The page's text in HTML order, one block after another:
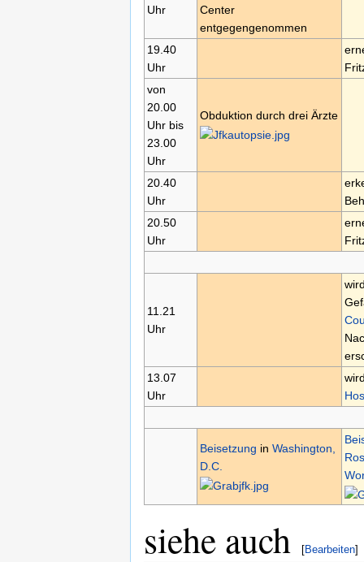
Uhr
Center
entgegengenommen
19.40
Uhr
von
20.00
Uhr bis
23.00
Uhr
Obduktion durch drei Ärzte
20.40
Uhr
20.50
Uhr
11.21
Uhr
13.07
Uhr
Beisetzung in Washington,
D.C.
siehe auch [Bearbeiten]